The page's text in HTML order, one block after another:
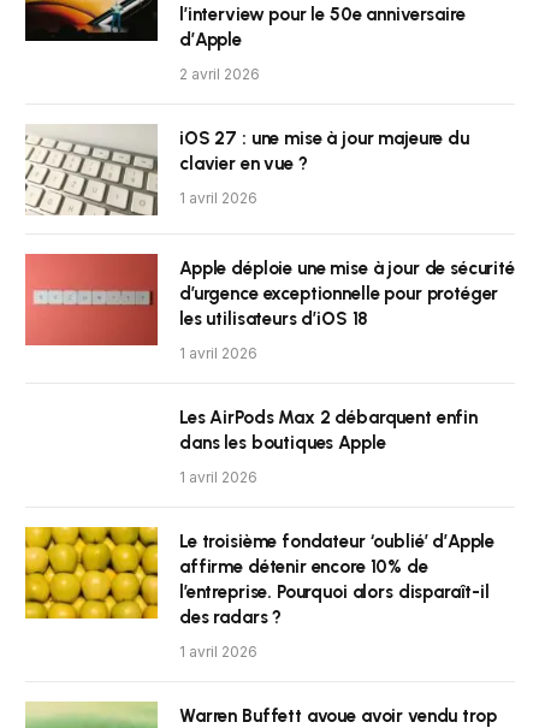
l’interview pour le 50e anniversaire
d’Apple
2 avril 2026
iOS 27 : une mise à jour majeure du
clavier en vue ?
1 avril 2026
Apple déploie une mise à jour de sécurité
d’urgence exceptionnelle pour protéger
les utilisateurs d’iOS 18
1 avril 2026
Les AirPods Max 2 débarquent enfin
dans les boutiques Apple
1 avril 2026
Le troisième fondateur ‘oublié’ d’Apple
affirme détenir encore 10% de
l’entreprise. Pourquoi alors disparaît-il
des radars ?
1 avril 2026
Warren Buffett avoue avoir vendu trop